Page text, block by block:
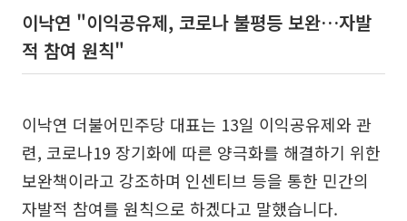
이낙연 "이익공유제, 코로나 불평등 보완…자발
적 참여 원칙"
이낙연 더불어민주당 대표는 13일 이익공유제와 관
련, 코로나19 장기화에 따른 양극화를 해결하기 위한
보완책이라고 강조하며 인센티브 등을 통한 민간의
자발적 참여를 원칙으로 하겠다고 말했습니다.